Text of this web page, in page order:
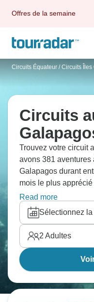
Offres de la semaine
Circuits Équateur / Circuits Îles
Circuits
Trouvez votre circuit
avons 381 aventures
Galapagos durant
mois le plus
à-dire le mois qui
départs.
Read more
Sélectionnez la
2 Adultes